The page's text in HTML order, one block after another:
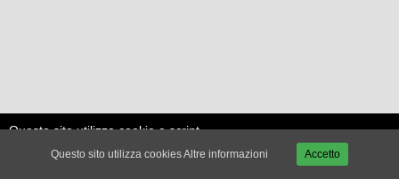
Questo sito utilizza cookie e script
esperienza.
impostazioni
Accetta
Questo sito utilizza cookiesAltre informazioni Accetto